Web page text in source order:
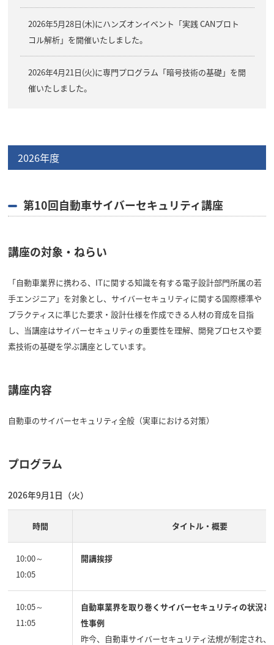
2026年5月28日(木)にハンズオンイベント「実践 CANプロト
コル解析」を開催いたしました。
2026年4月21日(火)に専門プログラム「暗号技術の基礎」を開
催いたしました。
2026年度
第10回自動車サイバーセキュリティ講座
講座の対象・ねらい
「自動車業界に携わる、ITに関する知識を有する電子設計部門所属の若
手エンジニア」を対象とし、サイバーセキュリティに関する国際標準や
プラクティスに準じた要求・設計仕様を作成できる人材の育成を目指
し、当講座はサイバーセキュリティの重要性を理解、開発プロセスや要
素技術の基礎を学ぶ講座としています。
講座内容
自動車のサイバーセキュリティ全般（実車における対策）
プログラム
2026年9月1日（火）
時間 タイトル・概要
10:00～
10:05
開講挨拶
10:05～
11:05
自動車業界を取り巻くサイバーセキュリティの状況と
性事例
昨今、自動車サイバーセキュリティ法規が制定され、